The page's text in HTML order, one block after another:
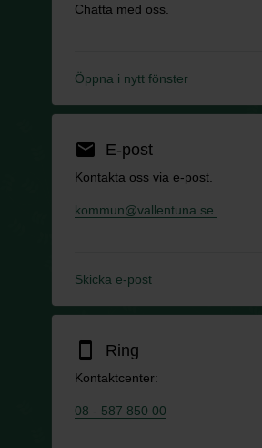
Chatta med oss.
Öppna i nytt fönster
email E-post
Kontakta oss via e-post.
kommun@vallentuna.se
Skicka e-post
smartphone Ring
Kontaktcenter:
08 - 587 850 00